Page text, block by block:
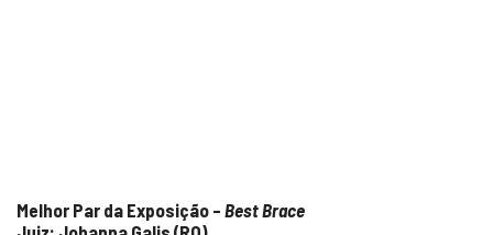
Melhor Par da Exposição – Best Brace